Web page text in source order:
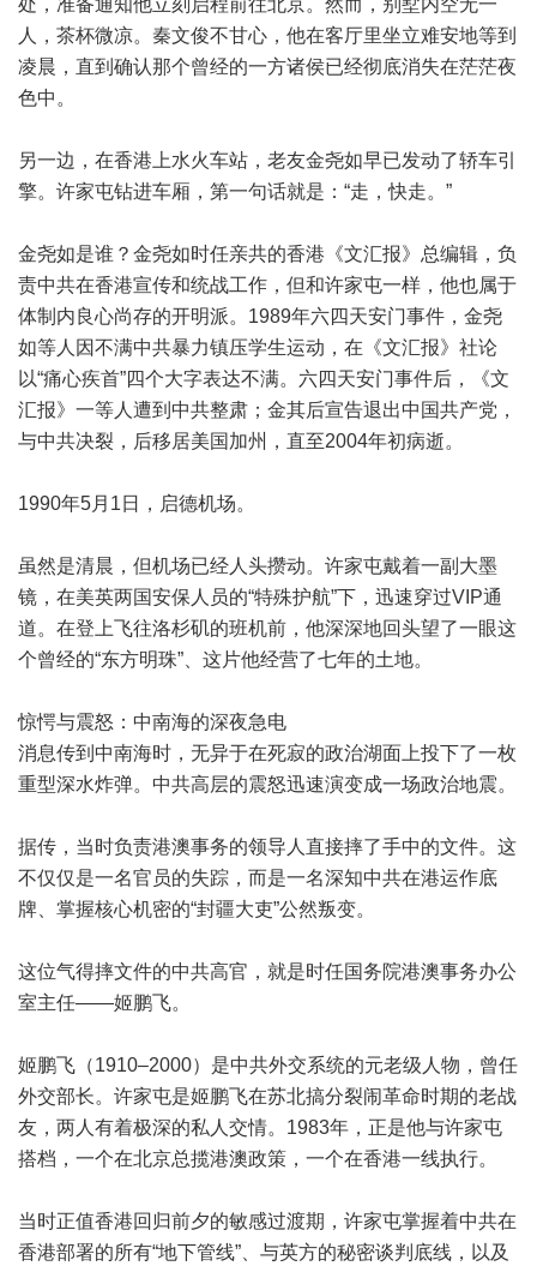
处，准备通知他立刻启程前往北京。然而，别墅内空无一
人，茶杯微凉。秦文俊不甘心，他在客厅里坐立难安地等到
凌晨，直到确认那个曾经的一方诸侯已经彻底消失在茫茫夜
色中。
另一边，在香港上水火车站，老友金尧如早已发动了轿车引
擎。许家屯钻进车厢，第一句话就是：“走，快走。”
金尧如是谁？金尧如时任亲共的香港《文汇报》总编辑，负
责中共在香港宣传和统战工作，但和许家屯一样，他也属于
体制内良心尚存的开明派。1989年六四天安门事件，金尧
如等人因不满中共暴力镇压学生运动，在《文汇报》社论
以“痛心疾首”四个大字表达不满。六四天安门事件后，《文
汇报》一等人遭到中共整肃；金其后宣告退出中国共产党，
与中共决裂，后移居美国加州，直至2004年初病逝。
1990年5月1日，启德机场。
虽然是清晨，但机场已经人头攒动。许家屯戴着一副大墨
镜，在美英两国安保人员的“特殊护航”下，迅速穿过VIP通
道。在登上飞往洛杉矶的班机前，他深深地回头望了一眼这
个曾经的“东方明珠”、这片他经营了七年的土地。
惊愕与震怒：中南海的深夜急电
消息传到中南海时，无异于在死寂的政治湖面上投下了一枚
重型深水炸弹。中共高层的震怒迅速演变成一场政治地震。
据传，当时负责港澳事务的领导人直接摔了手中的文件。这
不仅仅是一名官员的失踪，而是一名深知中共在港运作底
牌、掌握核心机密的“封疆大吏”公然叛变。
这位气得摔文件的中共高官，就是时任国务院港澳事务办公
室主任——姬鹏飞。
姬鹏飞（1910–2000）是中共外交系统的元老级人物，曾任
外交部长。许家屯是姬鹏飞在苏北搞分裂闹革命时期的老战
友，两人有着极深的私人交情。1983年，正是他与许家屯
搭档，一个在北京总揽港澳政策，一个在香港一线执行。
当时正值香港回归前夕的敏感过渡期，许家屯掌握着中共在
香港部署的所有“地下管线”、与英方的秘密谈判底线，以及